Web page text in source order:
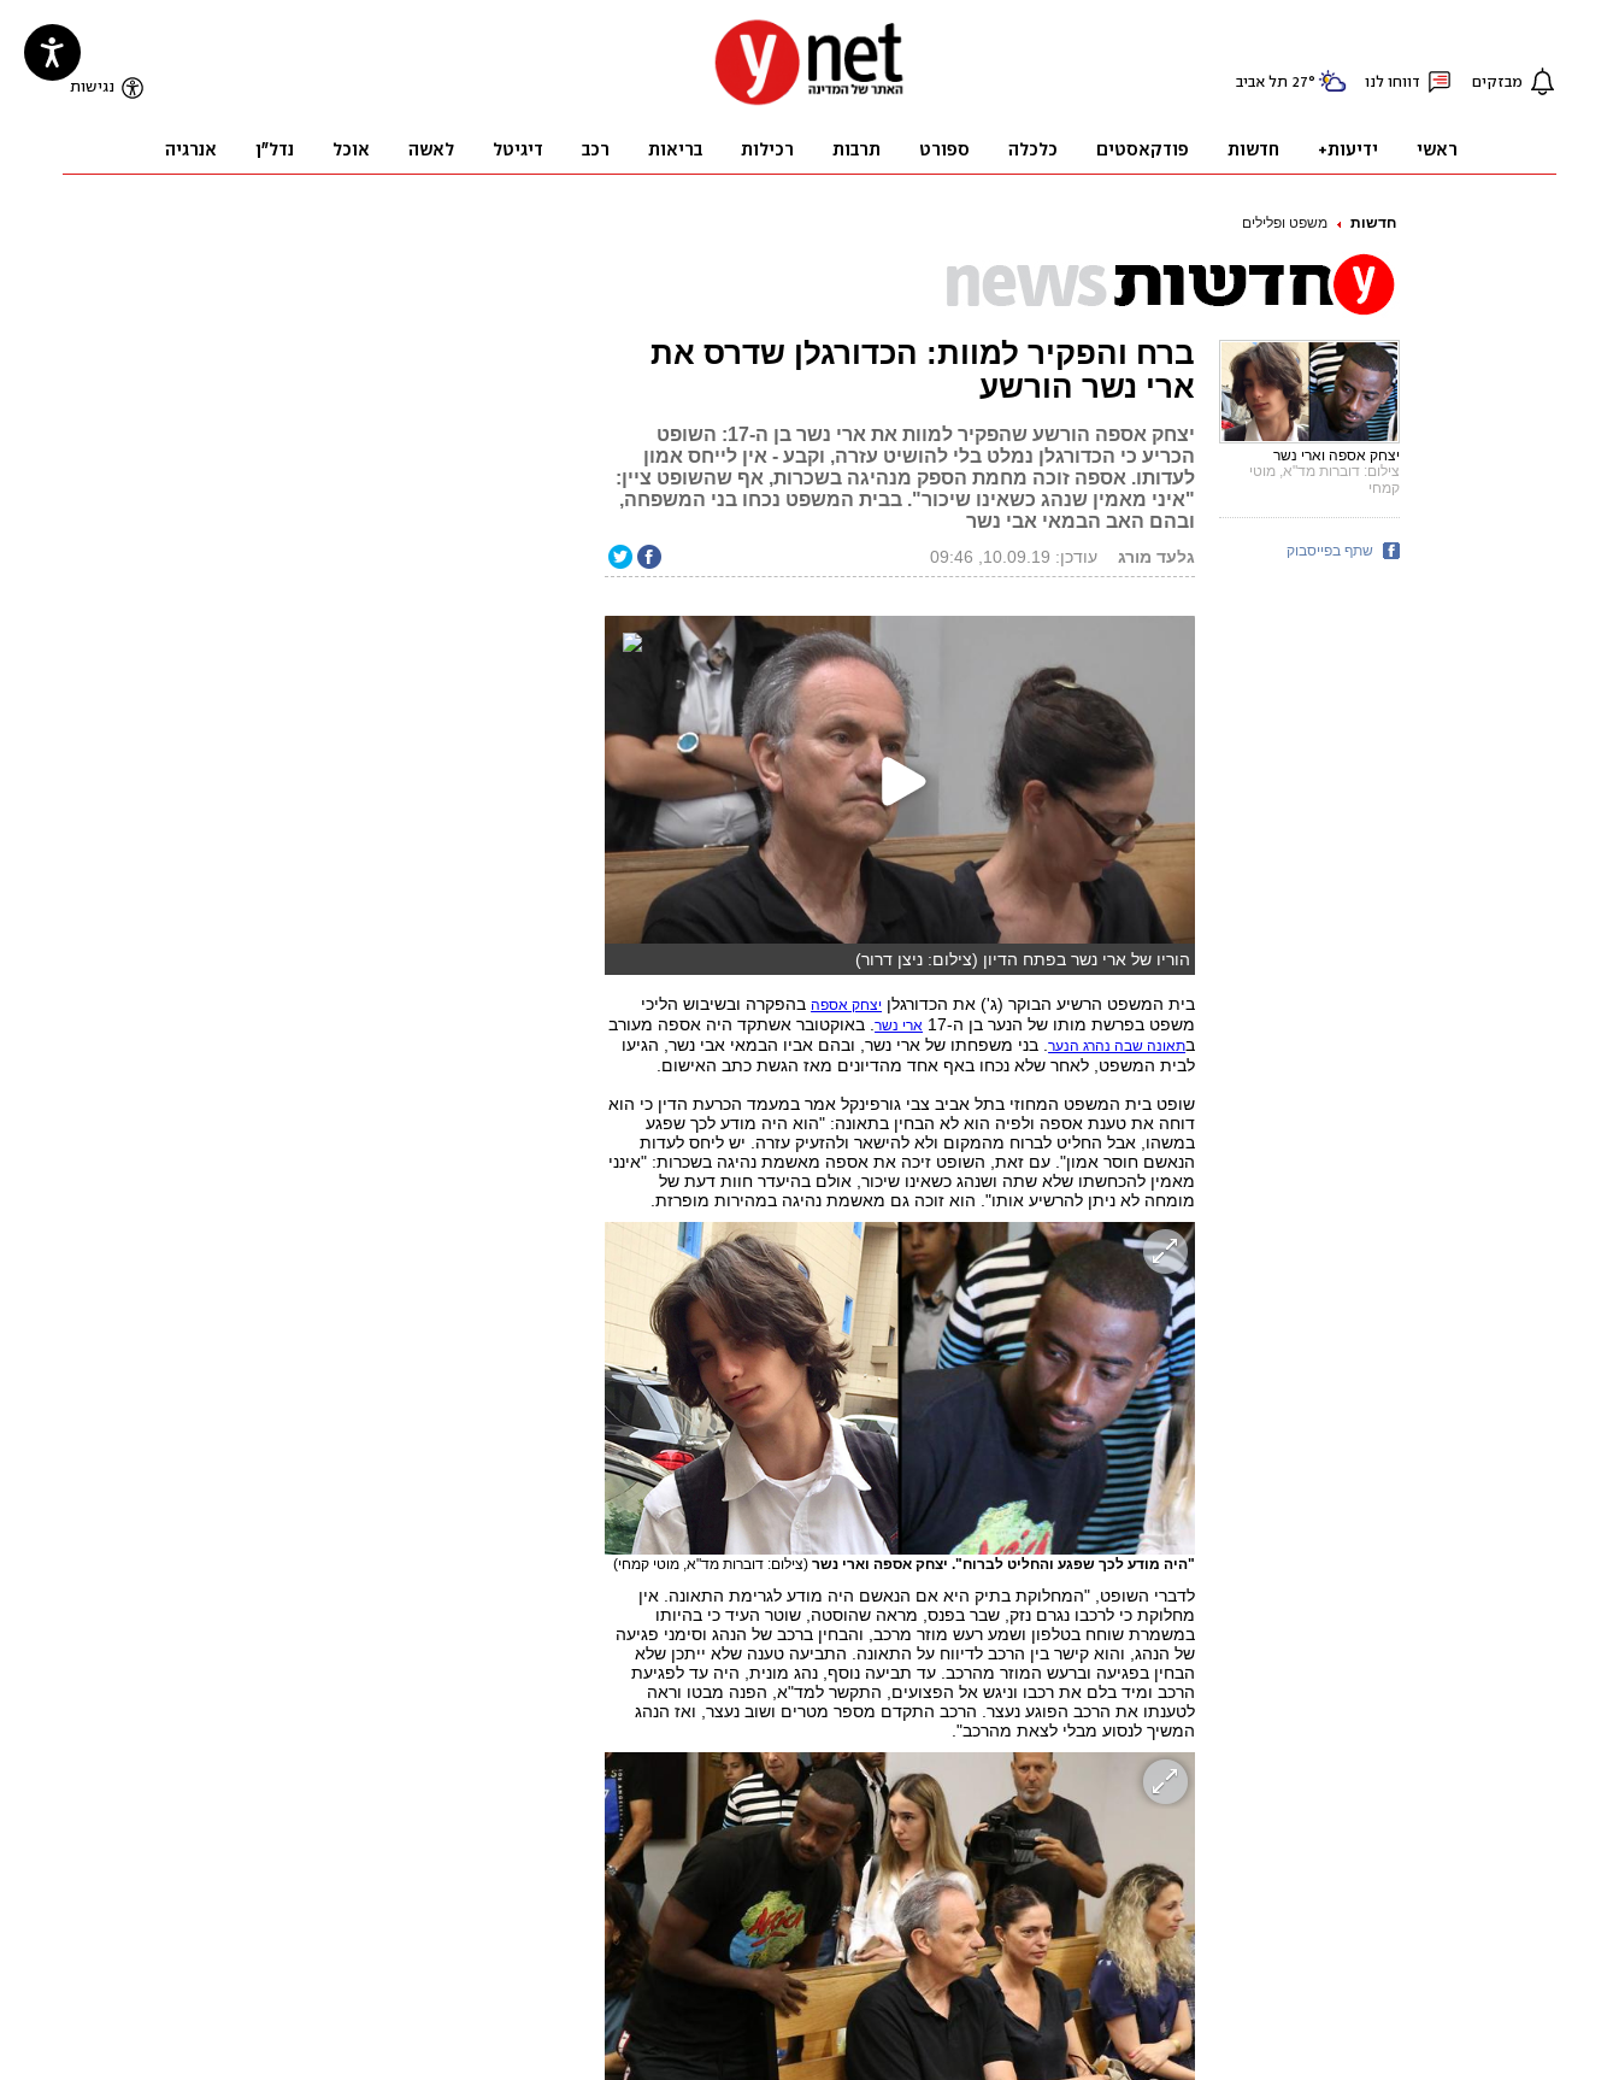
חדשות משפט ופלילים
ברח והפקיר למוות: הכדורגלן שדרס את
ארי נשר הורשע
יצחק אספה הורשע שהפקיר למוות את ארי נשר בן ה-17: השופט
הכריע כי הכדורגלן נמלט בלי להושיט עזרה, וקבע - אין לייחס אמון
לעדותו. אספה זוכה מחמת הספק מנהיגה בשכרות, אף שהשופט ציין:
"איני מאמין שנהג כשאינו שיכור". בבית המשפט נכחו בני המשפחה,
ובהם האב הבמאי אבי נשר
גלעד מורג עודכן: 10.09.19, 09:46
הוריו של ארי נשר בפתח הדיון (צילום: ניצן דרור)
בית המשפט הרשיע הבוקר (ג') את הכדורגלן יצחק אספהבהפקרה ובשיבוש הליכי
משפט בפרשת מותו של הנער בן ה-17
ארי נשר. באוקטובר אשתקד היה אספה מעורב
בתאונה שבה נהרג הנער. בני משפחתו של ארי נשר, ובהם אביו הבמאי אבי נשר, הגיעו
לבית המשפט, לאחר שלא נכחו באף אחד מהדיונים מאז הגשת כתב האישום.
שופט בית המשפט המחוזי בתל אביב צבי גורפינקל אמר במעמד הכרעת הדין כי הוא
דוחה את טענת אספה ולפיה הוא לא הבחין בתאונה: "הוא היה מודע לכך שפגע
במשהו, אבל החליט לברוח מהמקום ולא להישאר ולהזעיק עזרה. יש ליחס לעדות
הנאשם חוסר אמון". עם זאת, השופט זיכה את אספה מאשמת נהיגה בשכרות: "אינני
מאמין להכחשתו שלא שתה ושנהג כשאינו שיכור, אולם בהיעדר חוות דעת של
מומחה לא ניתן להרשיע אותו". הוא זוכה גם מאשמת נהיגה במהירות מופרזת.
"היה מודע לכך שפגע והחליט לברוח". יצחק אספה וארי נשר (צילום: דוברות מד"א, מוטי קמחי)
לדברי השופט, "המחלוקת בתיק היא אם הנאשם היה מודע לגרימת התאונה. אין
מחלוקת כי לרכבו נגרם נזק, שבר בפנס, מראה שהוסטה, שוטר העיד כי בהיותו
במשמרת שוחח בטלפון ושמע רעש מוזר מרכב, והבחין ברכב של הנהג וסימני פגיעה
של הנהג, והוא קישר בין הרכב לדיווח על התאונה. התביעה טענה שלא ייתכן שלא
הבחין בפגיעה וברעש המוזר מהרכב. עד תביעה נוסף, נהג מונית, היה עד לפגיעת
הרכב ומיד בלם את רכבו וניגש אל הפצועים, התקשר למד"א, הפנה מבטו וראה
לטענתו את הרכב הפוגע נעצר. הרכב התקדם מספר מטרים ושוב נעצר, ואז הנהג
המשיך לנסוע מבלי לצאת מהרכב".
יצחק אספה וארי נשר
צילום: דוברות מד"א, מוטי
קמחי
שתף בפייסבוק